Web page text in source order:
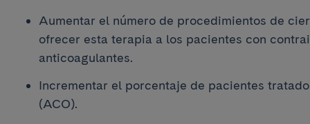
Aumentar el número de procedimientos de
ofrecer esta terapia a los pacientes con
anticoagulantes.
Incrementar el porcentaje de pacientes
(ACO).